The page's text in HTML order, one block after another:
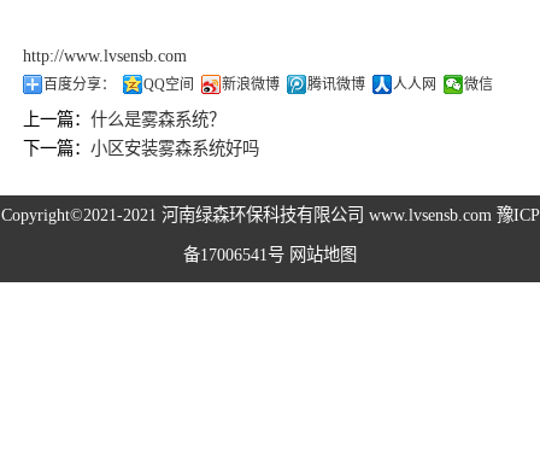
http://www.lvsensb.com
百度分享： QQ空间 新浪微博 腾讯微博 人人网 微信
上一篇：什么是雾森系统？
下一篇：小区安装雾森系统好吗
Copyright©2021-2021 河南绿森环保科技有限公司 www.lvsensb.com 豫ICP
备17006541号 网站地图
降尘喷雾设备
小区喷雾设备
高空除尘雾桩